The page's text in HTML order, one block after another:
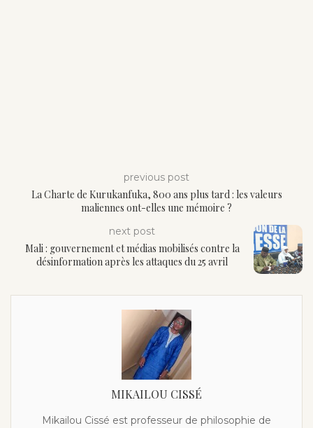
previous post
La Charte de Kurukanfuka, 800 ans plus tard : les valeurs
maliennes ont-elles une mémoire ?
next post
Mali : gouvernement et médias mobilisés contre la
désinformation après les attaques du 25 avril
MIKAILOU CISSÉ
Mikailou Cissé est professeur de philosophie de